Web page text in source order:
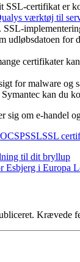
SSL-certifikat er
værktøj til
udløbsdatoen
certifikater
for malware og
kan du
sig om e-handel
OCSPSSLSSL
til dit bryllup
Esbjerg i Europa
Krævede